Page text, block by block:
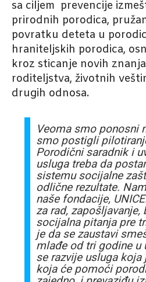
sa ciljem prevencije
prirodnih porodica,
povratku deteta u
hraniteljskih porodica,
kroz sticanje novih
roditeljstva, životnih
drugih odnosa.
Veoma smo ponosni
smo postigli
Porodični saradnik i
usluga treba da
sistemu socijalne
odlične rezultate.
naše fondacije,
za rad, zapošljavanje,
socijalna pitanja pre
je da se zaustavi
mlađe od tri godine u
se razvije usluga koja
koja će pomoći